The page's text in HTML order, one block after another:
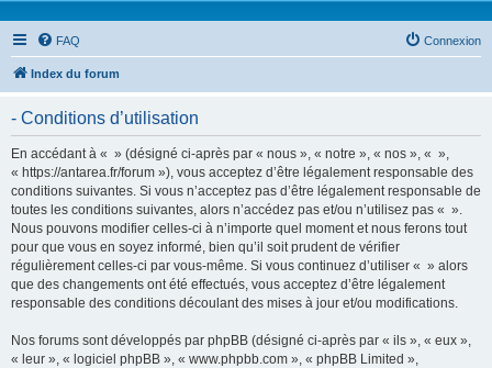
FAQ Connexion
Index du forum
- Conditions d’utilisation
En accédant à « » (désigné ci-après par « nous », « notre », « nos », « »,
« https://antarea.fr/forum »), vous acceptez d’être légalement responsable des
conditions suivantes. Si vous n’acceptez pas d’être légalement responsable de
toutes les conditions suivantes, alors n’accédez pas et/ou n’utilisez pas « ».
Nous pouvons modifier celles-ci à n’importe quel moment et nous ferons tout
pour que vous en soyez informé, bien qu’il soit prudent de vérifier
régulièrement celles-ci par vous-même. Si vous continuez d’utiliser « » alors
que des changements ont été effectués, vous acceptez d’être légalement
responsable des conditions découlant des mises à jour et/ou modifications.
Nos forums sont développés par phpBB (désigné ci-après par « ils », « eux »,
« leur », « logiciel phpBB », « www.phpbb.com », « phpBB Limited »,